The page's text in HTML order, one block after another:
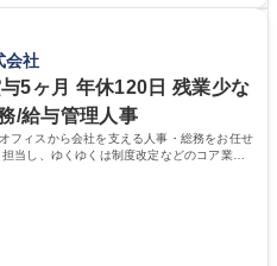
）】■安定企業で働く
す場もあり、やりがいを感じながら
界のご経験が有る方■PCの作業に慣
会社
5ヶ月 年休120日 残業少な
/給与管理人事
フィスから会社を支える人事・総務をお任せ
当し、ゆくゆくは制度改定などのコア業務